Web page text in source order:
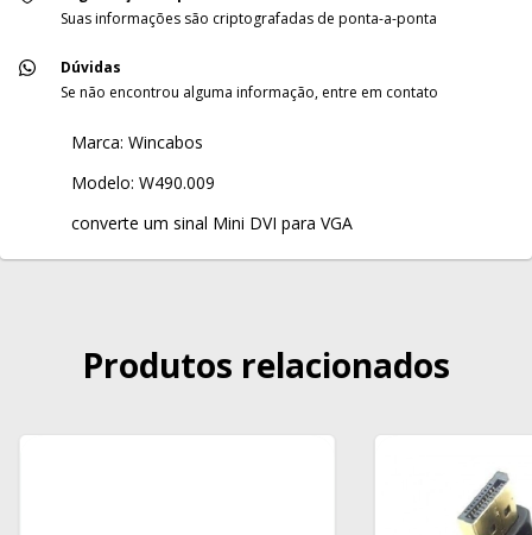
Suas informações são criptografadas de ponta-a-ponta
Dúvidas
Se não encontrou alguma informação, entre em contato
Marca: Wincabos
Modelo: W490.009
converte um sinal Mini DVI para VGA
Produtos relacionados